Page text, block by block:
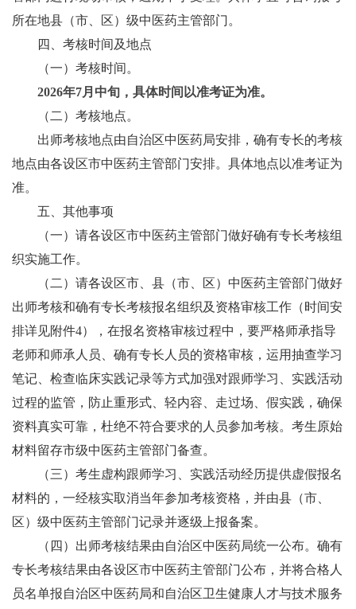
所在地县（市、区）级中医药主管部门。
四、考核时间及地点
（一）考核时间。
2026年7月中旬，具体时间以准考证为准。
（二）考核地点。
出师考核地点由自治区中医药局安排，确有专长的考核
地点由各设区市中医药主管部门安排。具体地点以准考证为
准。
五、其他事项
（一）请各设区市中医药主管部门做好确有专长考核组
织实施工作。
（二）请各设区市、县（市、区）中医药主管部门做好
出师考核和确有专长考核报名组织及资格审核工作（时间安
排详见附件4），在报名资格审核过程中，要严格师承指导
老师和师承人员、确有专长人员的资格审核，运用抽查学习
笔记、检查临床实践记录等方式加强对跟师学习、实践活动
过程的监管，防止重形式、轻内容、走过场、假实践，确保
资料真实可靠，杜绝不符合要求的人员参加考核。考生原始
材料留存市级中医药主管部门备查。
（三）考生虚构跟师学习、实践活动经历提供虚假报名
材料的，一经核实取消当年参加考核资格，并由县（市、
区）级中医药主管部门记录并逐级上报备案。
（四）出师考核结果由自治区中医药局统一公布。确有
专长考核结果由各设区市中医药主管部门公布，并将合格人
员名单报自治区中医药局和自治区卫生健康人才与技术服务